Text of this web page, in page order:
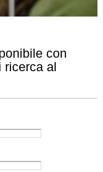
con
ricerca al